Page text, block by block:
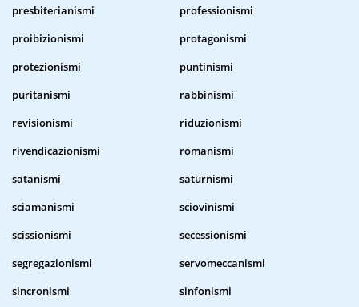
presbiterianismi
professionismi
proibizionismi
protagonismi
protezionismi
puntinismi
puritanismi
rabbinismi
revisionismi
riduzionismi
rivendicazionismi
romanismi
satanismi
saturnismi
sciamanismi
sciovinismi
scissionismi
secessionismi
segregazionismi
servomeccanismi
sincronismi
sinfonismi